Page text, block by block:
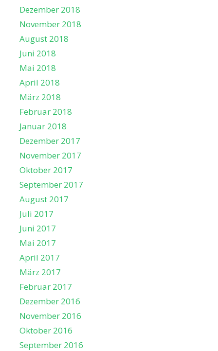
Dezember 2018
November 2018
August 2018
Juni 2018
Mai 2018
April 2018
März 2018
Februar 2018
Januar 2018
Dezember 2017
November 2017
Oktober 2017
September 2017
August 2017
Juli 2017
Juni 2017
Mai 2017
April 2017
März 2017
Februar 2017
Dezember 2016
November 2016
Oktober 2016
September 2016